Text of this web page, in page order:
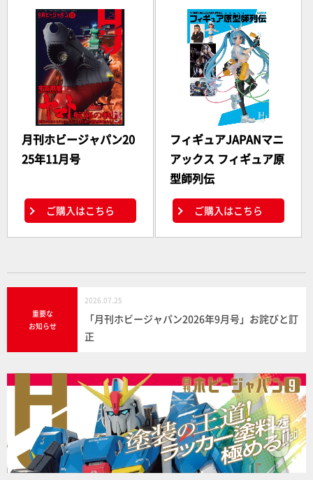
月刊ホビージャパン20
25年11月号
ご購入はこちら
フィギュアJAPANマニ
アックス フィギュア原
型師列伝
ご購入はこちら
重要な
お知らせ
2026.07.25
「月刊ホビージャパン2026年9月号」お詫びと訂
正